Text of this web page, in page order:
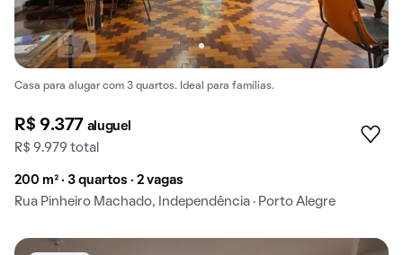
Casa para alugar com 3 quartos. Ideal para famílias.
R$ 9.377 aluguel
R$ 9.979 total
200 m² · 3 quartos · 2 vagas
Rua Pinheiro Machado, Independência · Porto Alegre